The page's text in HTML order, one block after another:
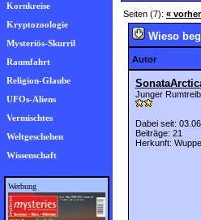
Kornkreise
Kryptozoologie
Mysteriös-Skurril
Raumfahrt
Religion-Glaube
UFOs-Aliens
Vermischtes
Weltgeschehen
Wissenschaft
Werbung
Seiten (7): «
Wieso
Autor
Junger
Dabei seit:
Beiträge: 21
Herkunft: